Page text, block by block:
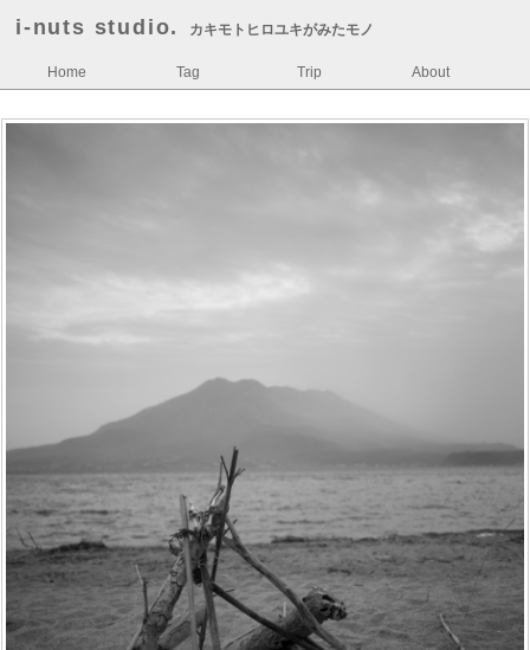
i-nuts studio. カキモトヒロユキがみたモノ
Home Tag Trip About